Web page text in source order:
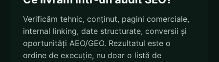
Verificăm tehnic, conținut, pagini comerciale,
internal linking, date structurate, conversii și
oportunități AEO/GEO. Rezultatul este o
ordine de execuție, nu doar o listă de